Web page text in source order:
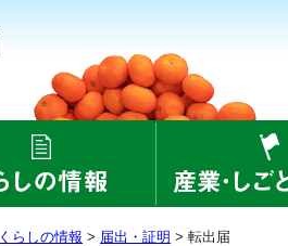
くらしの情報 > 届出・証明 > 転出届